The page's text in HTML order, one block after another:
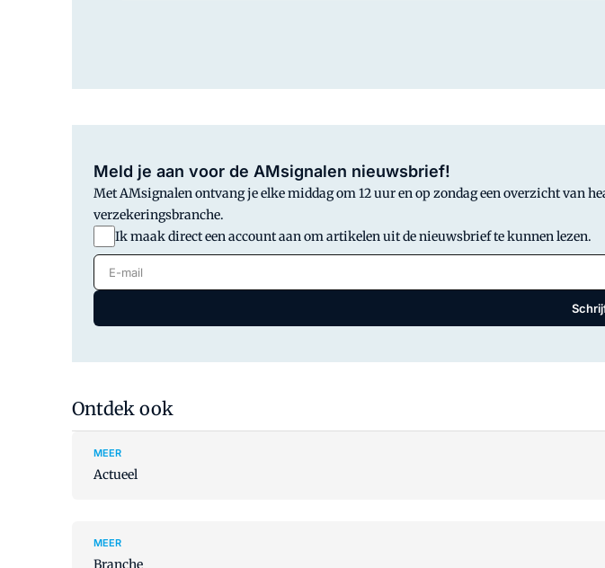
Meld je aan voor de AMsignalen nieuwsbrief!
Met AMsignalen ontvang je elke middag om 12 uur en op zondag een overzicht van
verzekeringsbranche.
Ik maak direct een account aan om artikelen uit de nieuwsbrief te kunnen lezen.
E-mail
Ontdek ook
MEER
Actueel
MEER
Branche